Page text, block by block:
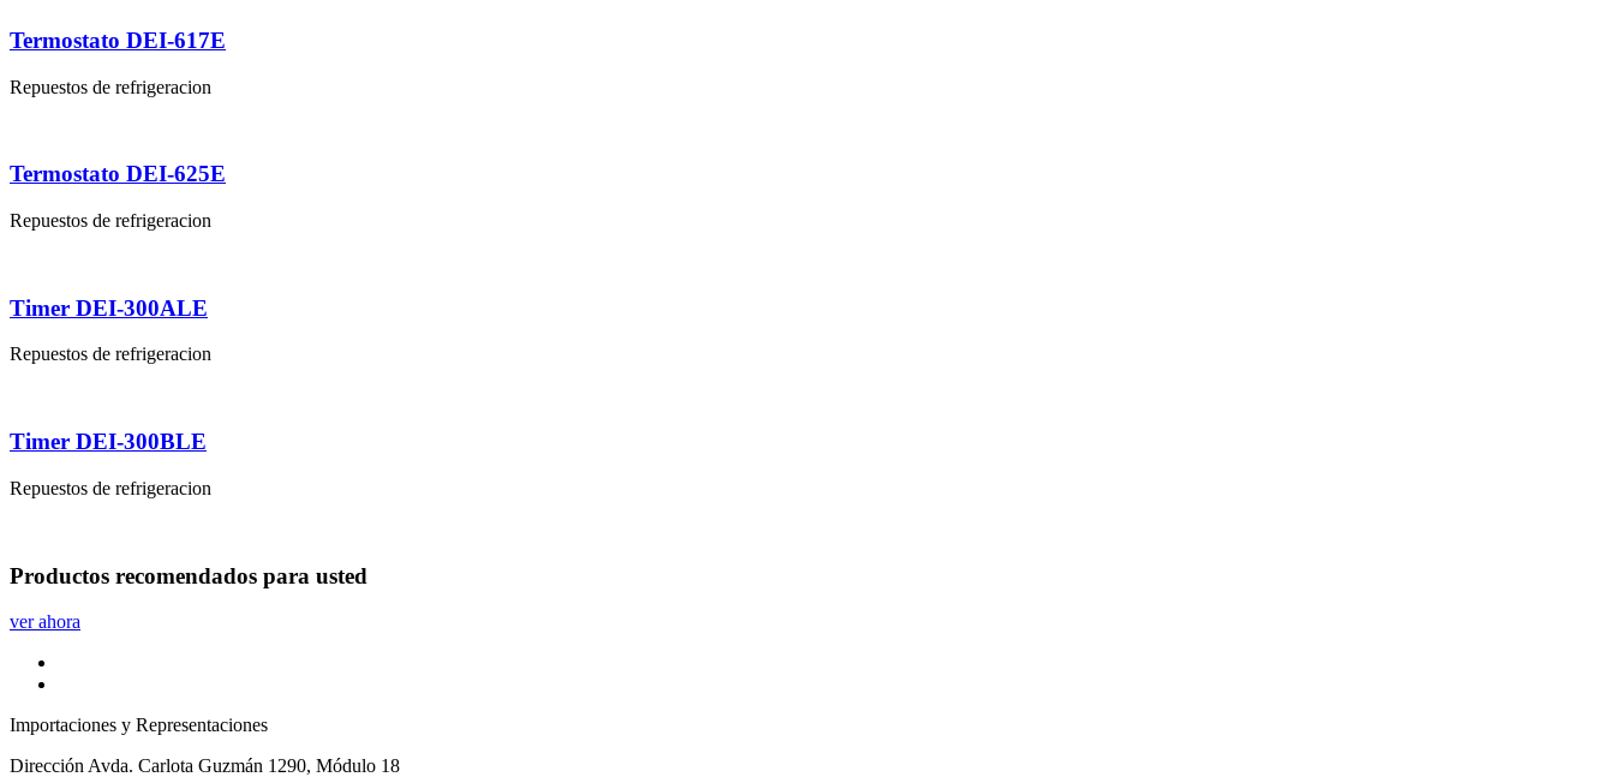
Termostato DEI-617E
Repuestos de refrigeracion
Termostato DEI-625E
Repuestos de refrigeracion
Timer DEI-300ALE
Repuestos de refrigeracion
Timer DEI-300BLE
Repuestos de refrigeracion
Productos recomendados para usted
ver ahora
Importaciones y Representaciones
Dirección Avda. Carlota Guzmán 1290, Módulo 18